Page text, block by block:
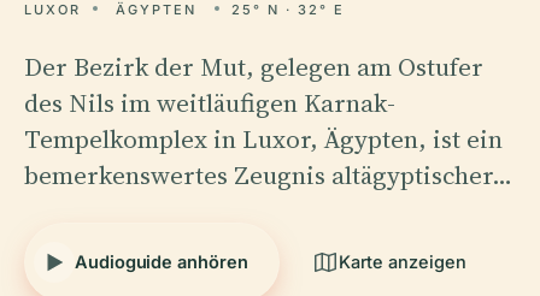
LUXOR ÄGYPTEN 25° N · 32° E
Der Bezirk der Mut, gelegen am Ostufer
des Nils im weitläufigen Karnak-
Tempelkomplex in Luxor, Ägypten, ist ein
bemerkenswertes Zeugnis altägyptischer…
Audioguide anhören Karte anzeigen